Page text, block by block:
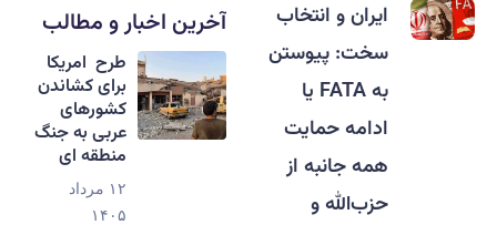
ایران و انتخاب
سخت: پیوستن
به FATA یا
ادامه حمایت
همه جانبه از
حزب‌الله و
آخرین اخبار و مطالب
طرح امریکا
برای کشاندن
کشورهای
عربی به جنگ
منطقه ای
۱۲ مرداد
۱۴۰۵